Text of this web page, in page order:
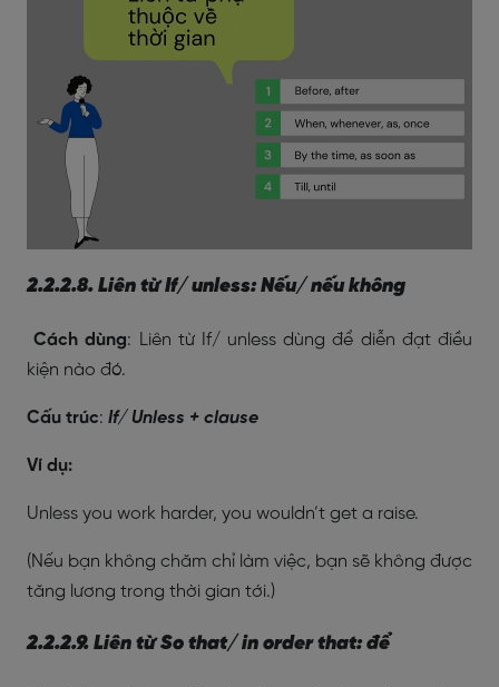
2.2.2.8. Liên từ If/ unless: Nếu/ nếu không
Cách dùng: Liên từ If/ unless dùng để diễn đạt điều
kiện nào đó.
Cấu trúc: If/ Unless + clause
Ví dụ:
Unless you work harder, you wouldn’t get a raise.
(Nếu bạn không chăm chỉ làm việc, bạn sẽ không được
tăng lương trong thời gian tới.)
2.2.2.9. Liên từ So that/ in order that: để